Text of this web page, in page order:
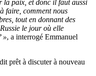
la paix, et donc il faut aussi
faire, comment nous
tout en donnant des
le jour où elle
», a interrogé Emmanuel
prêt à discuter à nouveau